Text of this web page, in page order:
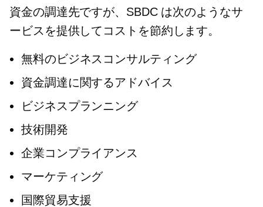
資金の調達先ですが、SBDC は次のようなサ
ービスを提供してコストを節約します。
無料のビジネスコンサルティング
資金調達に関するアドバイス
ビジネスプランニング
技術開発
企業コンプライアンス
マーケティング
国際貿易支援